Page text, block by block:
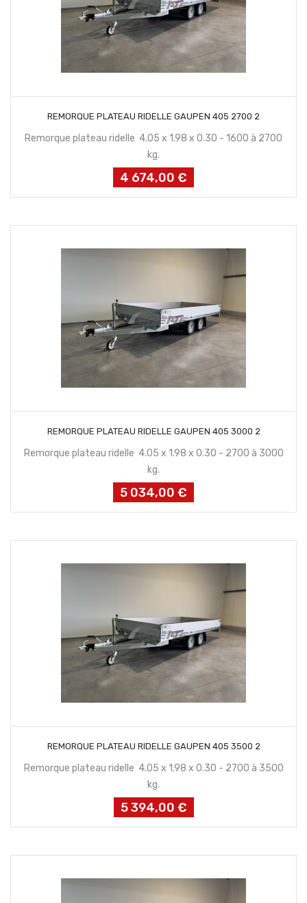
REMORQUE PLATEAU RIDELLE GAUPEN 405 2700 2
Remorque plateau ridelle 4.05 x 1.98 x 0.30 - 1600 à 2700
kg.
Prix
4 674,00 €
REMORQUE PLATEAU RIDELLE GAUPEN 405 3000 2
Remorque plateau ridelle 4.05 x 1.98 x 0.30 - 2700 à 3000
kg.
Prix
5 034,00 €
REMORQUE PLATEAU RIDELLE GAUPEN 405 3500 2
Remorque plateau ridelle 4.05 x 1.98 x 0.30 - 2700 à 3500
kg.
Prix
5 394,00 €